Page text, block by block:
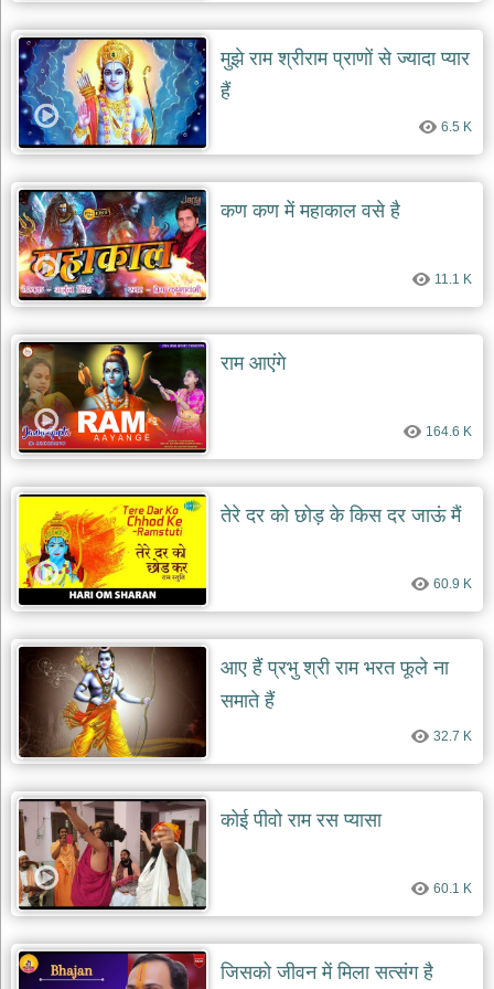
दयाल
भजन
bawa
lal
dayal
bhajans
शनि
देव
भजन
shani
dev
bhajans
आज
का
भजन
bhajan
of
the
day
भजन
जोड़ें
add
मुझे राम श्रीराम प्राणों से ज्यादा प्यार
हैं
6.5 K
कण कण में महाकाल वसे है
11.1 K
राम आएंगे
164.6 K
तेरे दर को छोड़ के किस दर जाऊं मैं
60.9 K
आए हैं प्रभु श्री राम भरत फूले ना
समाते हैं
32.7 K
कोई पीवो राम रस प्यासा
60.1 K
जिसको जीवन में मिला सत्संग है